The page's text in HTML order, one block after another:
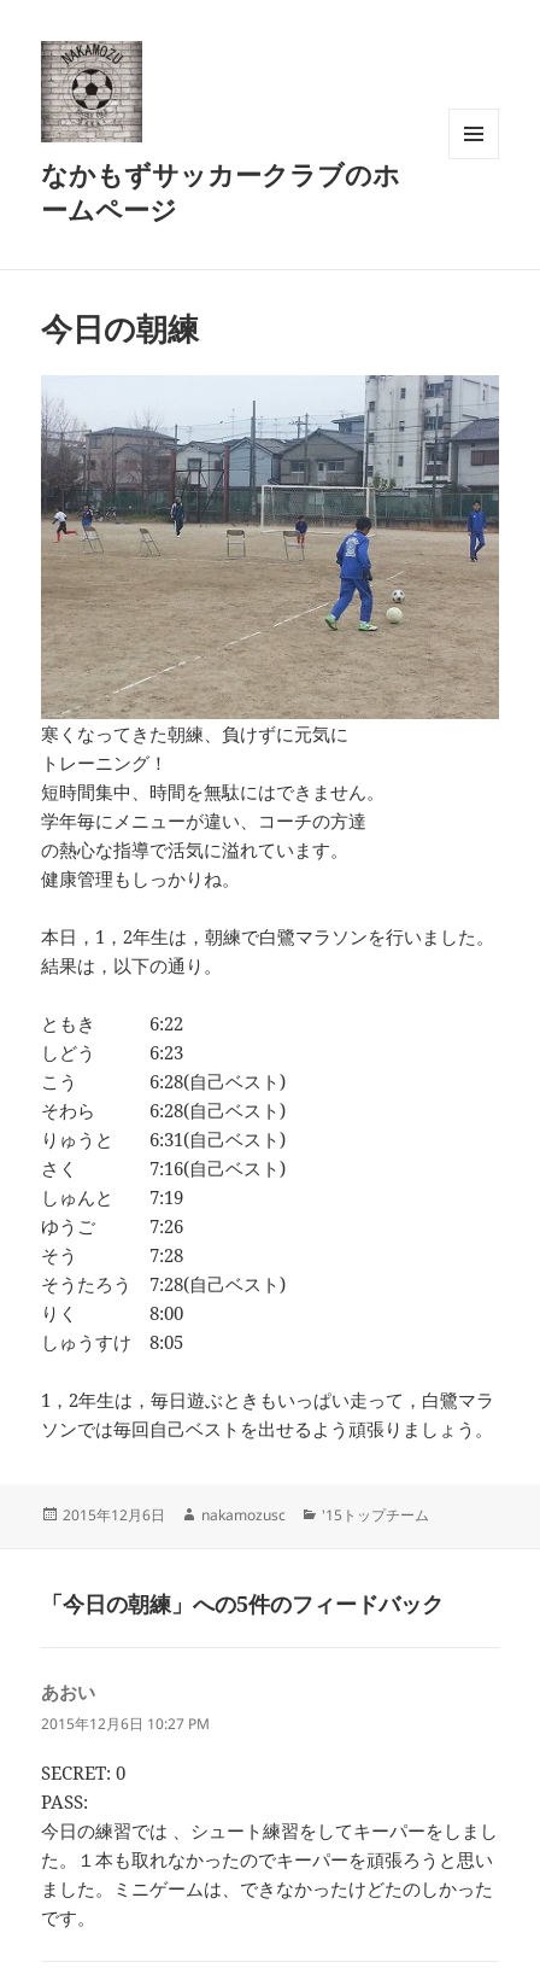
なかもずサッカークラブのホ
ームページ
今日の朝練
寒くなってきた朝練、負けずに元気に
トレーニング！
短時間集中、時間を無駄にはできません。
学年毎にメニューが違い、コーチの方達
の熱心な指導で活気に溢れています。
健康管理もしっかりね。
本日，1，2年生は，朝練で白鷺マラソンを行いました。
結果は，以下の通り。
ともき 6:22
しどう 6:23
こう 6:28(自己ベスト)
そわら 6:28(自己ベスト)
りゅうと 6:31(自己ベスト)
さく 7:16(自己ベスト)
しゅんと 7:19
ゆうご 7:26
そう 7:28
そうたろう 7:28(自己ベスト)
りく 8:00
しゅうすけ 8:05
1，2年生は，毎日遊ぶときもいっぱい走って，白鷺マラ
ソンでは毎回自己ベストを出せるよう頑張りましょう。
投
2015年12月6日
作
nakamozusc
カ
ー
'15トップチーム
「今日の朝練」への5件のフィードバック
あおい
り:
2015年12月6日 10:27 PM
SECRET: 0
PASS:
今日の練習では 、シュート練習をしてキーパーをしまし
た。１本も取れなかったのでキーパーを頑張ろうと思い
ました。ミニゲームは、できなかったけどたのしかった
です。